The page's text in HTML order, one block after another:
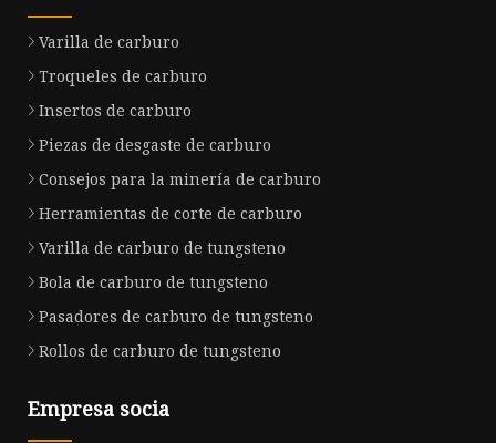
Varilla de carburo
Troqueles de carburo
Insertos de carburo
Piezas de desgaste de carburo
Consejos para la minería de carburo
Herramientas de corte de carburo
Varilla de carburo de tungsteno
Bola de carburo de tungsteno
Pasadores de carburo de tungsteno
Rollos de carburo de tungsteno
Empresa socia